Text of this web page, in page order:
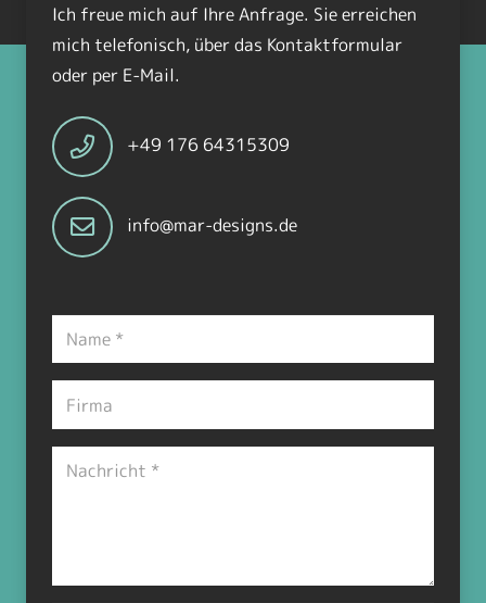
Ich freue mich auf Ihre Anfrage. Sie erreichen
mich telefonisch, über das Kontaktformular
oder per E-Mail.
+49 176 64315309
info@mar-designs.de